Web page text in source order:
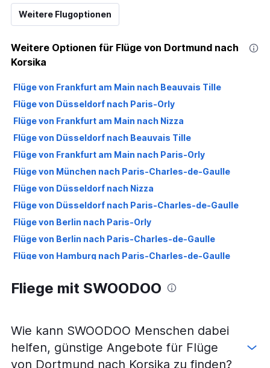
Weitere Flugoptionen
Weitere Optionen für Flüge von Dortmund nach
Korsika
Flüge von Frankfurt am Main nach Beauvais Tille
Flüge von Düsseldorf nach Paris-Orly
Flüge von Frankfurt am Main nach Nizza
Flüge von Düsseldorf nach Beauvais Tille
Flüge von Frankfurt am Main nach Paris-Orly
Flüge von München nach Paris-Charles-de-Gaulle
Flüge von Düsseldorf nach Nizza
Flüge von Düsseldorf nach Paris-Charles-de-Gaulle
Flüge von Berlin nach Paris-Orly
Flüge von Berlin nach Paris-Charles-de-Gaulle
Flüge von Hamburg nach Paris-Charles-de-Gaulle
Flüge von Berlin nach Beauvais Tille
Flüge von Frankfurt am Main nach Marseille
Fliege mit SWOODOO
Wie kann SWOODOO Menschen dabei
helfen, günstige Angebote für Flüge
von Dortmund nach Korsika zu finden?